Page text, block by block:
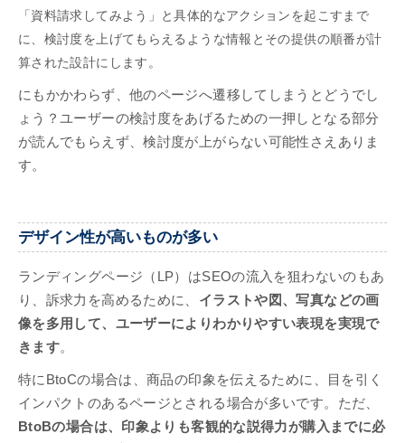
「資料請求してみよう」と具体的なアクションを起こすまで
に、検討度を上げてもらえるような情報とその提供の順番が計
算された設計にします。
にもかかわらず、他のページへ遷移してしまうとどうでし
ょう？ユーザーの検討度をあげるための一押しとなる部分
が読んでもらえず、検討度が上がらない可能性さえありま
す。
デザイン性が高いものが多い
ランディングページ（LP）はSEOの流入を狙わないのもあ
り、訴求力を高めるために、 イラストや図、写真などの画
像を多用して、ユーザーによりわかりやすい表現を実現で
きます。
特にBtoCの場合は、商品の印象を伝えるために、目を引く
インパクトのあるページとされる場合が多いです。ただ、
BtoBの場合は、印象よりも客観的な説得力が購入までに必